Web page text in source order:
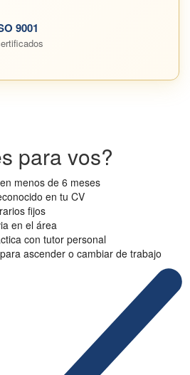
9001
para vos?
menos de 6 meses
en tu CV
fijos
en el área
con tutor personal
ascender o cambiar de trabajo